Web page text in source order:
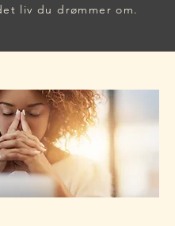
liv du drømmer om.